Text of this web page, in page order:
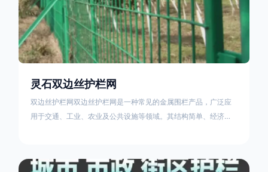
灵石双边丝护栏网
双边丝护栏网双边丝护栏网是一种常见的金属围栏产品，广泛应
用于交通、工业、农业及公共设施等领域。其结构简单、经济实
边丝护栏网由低碳钢丝（Q235材质）通过焊接或编织形成网格结